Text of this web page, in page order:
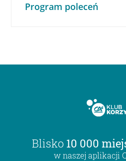
Program poleceń
Blisko 10 000
w naszej aplikacji